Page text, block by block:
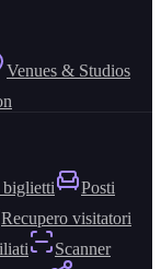
Venues & Studios
biglietti
Posti
Recupero visitatori
Scanner